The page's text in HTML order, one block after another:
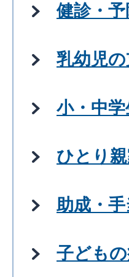
健診・
乳幼児
小・中
ひとり
助成・手
子ども